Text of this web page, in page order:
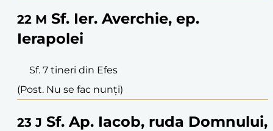
22 M Sf. Ier. Averchie, ep.
Ierapolei
Sf. 7 tineri din Efes
(Post. Nu se fac nunți)
23 J Sf. Ap. Iacob, ruda Domnului,